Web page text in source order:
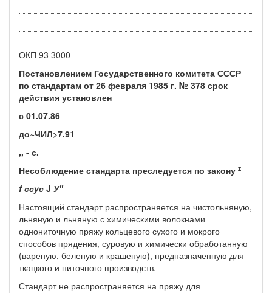
ОКП 93 3000
Постановлением Государственного комитета СССР
по стандартам от 26 февраля 1985 г. № 378 срок
действия установлен
с 01.07.86
до~ЧИЛ>7.91
,, - с.
Несоблюдение стандарта преследуется по закону z
f ссус J У''
Настоящий стандарт распространяется на чистольняную,
льня­ную и льняную с химическими волокнами
однониточную пряжу кольцевого сухого и мокрого
способов прядения, суровую и хими­чески обработанную
(вареную, беленую и крашеную), предназна­ченную для
ткацкого и ниточного производств.
Стандарт не распространяется на пряжу для